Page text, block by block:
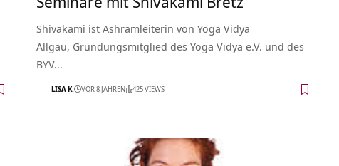
Shivakami ist Ashramleiterin von Yoga Vidya
Allgäu, Gründungsmitglied des Yoga Vidya e.V. und des
BYV…
LISA K. VOR 8 JAHREN 425 VIEWS